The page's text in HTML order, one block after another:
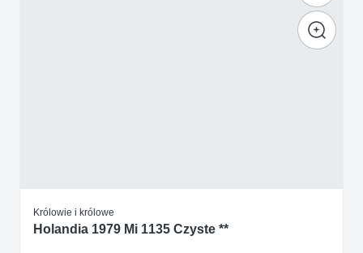
Królowie i królowe
Holandia 1979 Mi 1135 Czyste **